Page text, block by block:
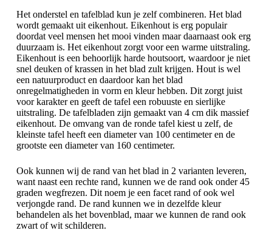
Het onderstel en tafelblad kun je zelf combineren. Het blad
wordt gemaakt uit eikenhout. Eikenhout is erg populair
doordat veel mensen het mooi vinden maar daarnaast ook erg
duurzaam is. Het eikenhout zorgt voor een warme uitstraling.
Eikenhout is een behoorlijk harde houtsoort, waardoor je niet
snel deuken of krassen in het blad zult krijgen. Hout is wel
een natuurproduct en daardoor kan het blad
onregelmatigheden in vorm en kleur hebben. Dit zorgt juist
voor karakter en geeft de tafel een robuuste en sierlijke
uitstraling. De tafelbladen zijn gemaakt van 4 cm dik massief
eikenhout. De omvang van de ronde tafel kiest u zelf, de
kleinste tafel heeft een diameter van 100 centimeter en de
grootste een diameter van 160 centimeter.
Ook kunnen wij de rand van het blad in 2 varianten leveren,
want naast een rechte rand, kunnen we de rand ook onder 45
graden wegfrezen. Dit noem je een facet rand of ook wel
verjongde rand. De rand kunnen we in dezelfde kleur
behandelen als het bovenblad, maar we kunnen de rand ook
zwart of wit schilderen.